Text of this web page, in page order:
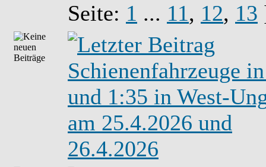
Seite: 1 ... 11, 12, 13
Schienenfahrzeuge
und 1:35 in West-
am 25.4.2026 und
26.4.2026